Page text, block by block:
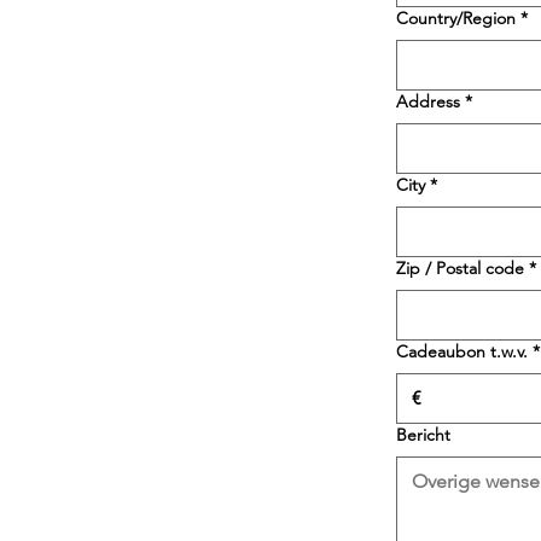
Adres met meerdere
Country/Region *
Address *
City *
Zip / Postal code *
Cadeaubon t.w.v. *
€
Bericht